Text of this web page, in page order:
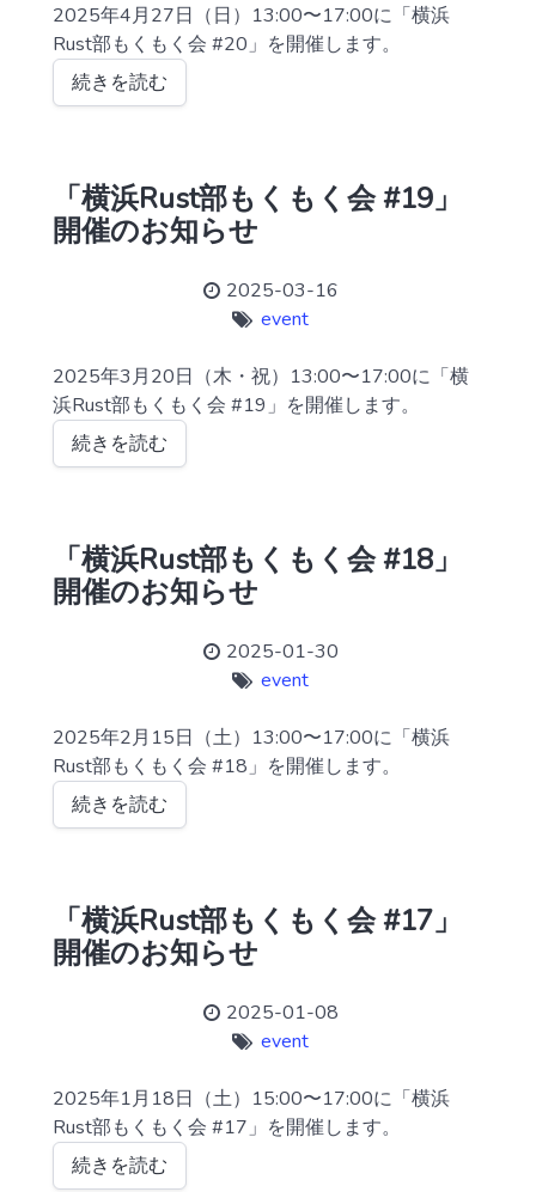
2025年4月27日（日）13:00〜17:00に「横浜
Rust部もくもく会 #20」を開催します。
続きを読む
「横浜Rust部もくもく会 #19」
開催のお知らせ
2025-03-16
event
2025年3月20日（木・祝）13:00〜17:00に「横
浜Rust部もくもく会 #19」を開催します。
続きを読む
「横浜Rust部もくもく会 #18」
開催のお知らせ
2025-01-30
event
2025年2月15日（土）13:00〜17:00に「横浜
Rust部もくもく会 #18」を開催します。
続きを読む
「横浜Rust部もくもく会 #17」
開催のお知らせ
2025-01-08
event
2025年1月18日（土）15:00〜17:00に「横浜
Rust部もくもく会 #17」を開催します。
続きを読む